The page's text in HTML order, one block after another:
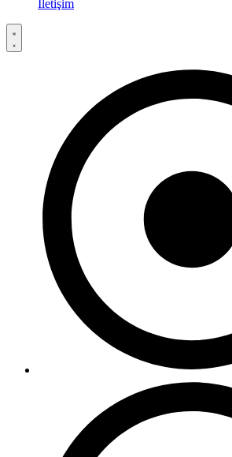
İletişim